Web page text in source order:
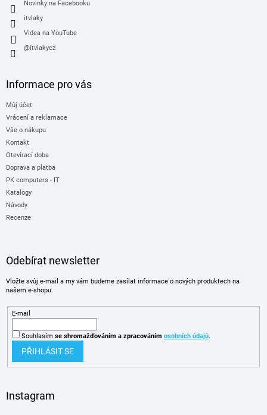
Novinky na Facebooku
itvlaky
Videa na YouTube
@itvlakycz
Informace pro vás
Můj účet
Vrácení a reklamace
Vše o nákupu
Kontakt
Otevírací doba
Doprava a platba
PK computers - IT
Katalogy
Návody
Recenze
Odebírat newsletter
Vložte svůj e-mail a my vám budeme zasílat informace o nových produktech na
našem e-shopu.
E-mail
Souhlasím se shromažďováním a zpracováním osobních údajů.
PŘIHLÁSIT SE
Instagram